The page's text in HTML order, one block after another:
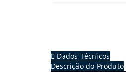
Dados Técnicos
Descrição do Produto